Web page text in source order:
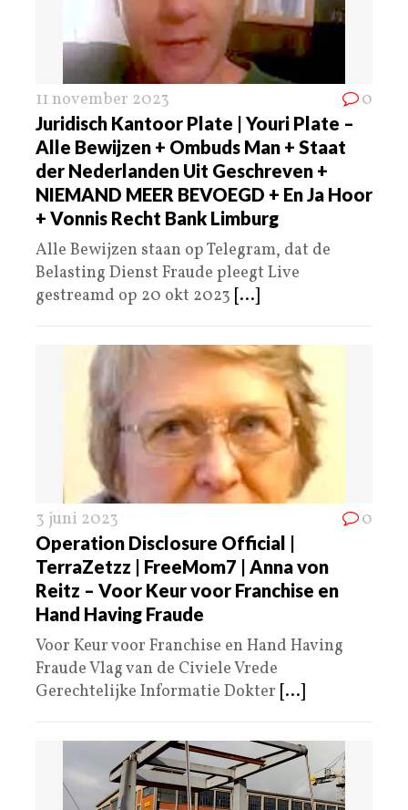
11 november 2023 0
Juridisch Kantoor Plate | Youri Plate –
Alle Bewijzen + Ombuds Man + Staat
der Nederlanden Uit Geschreven +
NIEMAND MEER BEVOEGD + En Ja Hoor
+ Vonnis Recht Bank Limburg
Alle Bewijzen staan op Telegram, dat de
Belasting Dienst Fraude pleegt Live
gestreamd op 20 okt 2023 [...]
3 juni 2023 0
Operation Disclosure Official |
TerraZetzz | FreeMom7 | Anna von
Reitz – Voor Keur voor Franchise en
Hand Having Fraude
Voor Keur voor Franchise en Hand Having
Fraude Vlag van de Civiele Vrede
Gerechtelijke Informatie Dokter [...]